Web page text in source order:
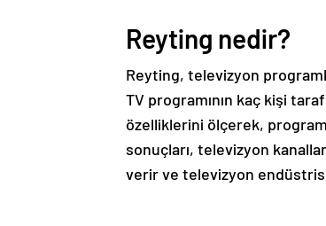
Reyting nedir?
Reyting, televizyon
TV programının kaç kişi
özelliklerini ölçerek,
sonuçları, televizyon
verir ve televizyon